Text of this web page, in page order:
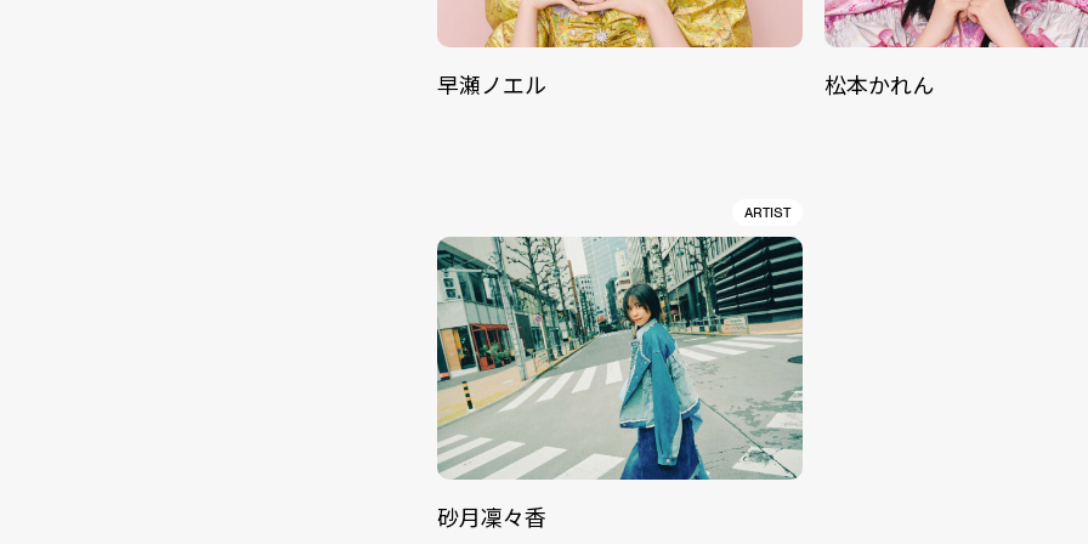
早瀬ノエル 松本かれん
ARTIST
砂月凜々香